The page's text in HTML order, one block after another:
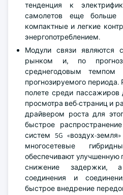
тенденция к
самолетов еще больше
компактные и легкие
энергопотреблением.
Модули связи являются
рынком и, по
среднегодовым темпом
прогнозируемого периода.
полете среди пассажиров
просмотра веб-страниц и
драйвером роста для
быстрое
систем 5G «воздух-
многосетевые
обеспечивают улучшенную
снижение задержки,
соединения и
быстрое внедрение